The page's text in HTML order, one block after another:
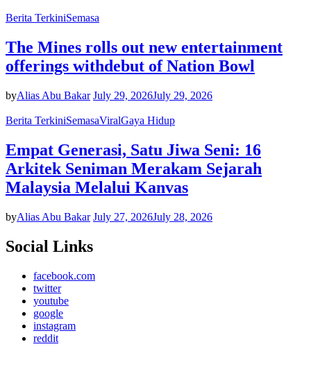
Berita TerkiniSemasa
The Mines rolls out new entertainment
offerings withdebut of Nation Bowl
byAlias Abu Bakar July 29, 2026July 29, 2026
Berita TerkiniSemasaViralGaya Hidup
Empat Generasi, Satu Jiwa Seni: 16
Arkitek Seniman Merakam Sejarah
Malaysia Melalui Kanvas
byAlias Abu Bakar July 27, 2026July 28, 2026
Social Links
facebook.com
twitter
youtube
google
instagram
reddit